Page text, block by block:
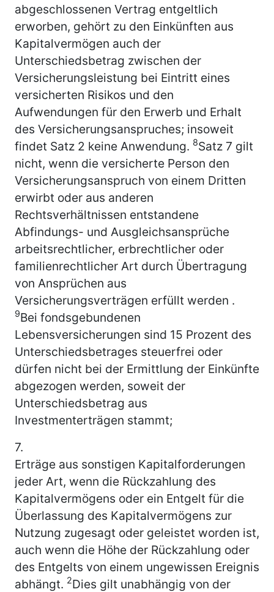
abgeschlossenen Vertrag entgeltlich
erworben, gehört zu den Einkünften aus
Kapitalvermögen auch der
Unterschiedsbetrag zwischen der
Versicherungsleistung bei Eintritt eines
versicherten Risikos und den
Aufwendungen für den Erwerb und Erhalt
des Versicherungsanspruches; insoweit
findet Satz 2 keine Anwendung. 8Satz 7 gilt
nicht, wenn die versicherte Person den
Versicherungsanspruch von einem Dritten
erwirbt oder aus anderen
Rechtsverhältnissen entstandene
Abfindungs- und Ausgleichsansprüche
arbeitsrechtlicher, erbrechtlicher oder
familienrechtlicher Art durch Übertragung
von Ansprüchen aus
Versicherungsverträgen erfüllt werden .
9Bei fondsgebundenen
Lebensversicherungen sind 15 Prozent des
Unterschiedsbetrages steuerfrei oder
dürfen nicht bei der Ermittlung der Einkünfte
abgezogen werden, soweit der
Unterschiedsbetrag aus
Investmenterträgen stammt;
7.
Erträge aus sonstigen Kapitalforderungen
jeder Art, wenn die Rückzahlung des
Kapitalvermögens oder ein Entgelt für die
Überlassung des Kapitalvermögens zur
Nutzung zugesagt oder geleistet worden ist,
auch wenn die Höhe der Rückzahlung oder
des Entgelts von einem ungewissen Ereignis
abhängt. 2Dies gilt unabhängig von der